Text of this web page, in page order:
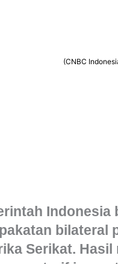
(CNBC
Indonesia
bilateral
Serikat.